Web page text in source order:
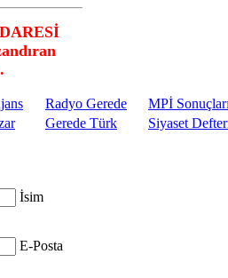
Radyo Gerede
MPİ
Gerede Türk Siyaset
İsim
E-Posta